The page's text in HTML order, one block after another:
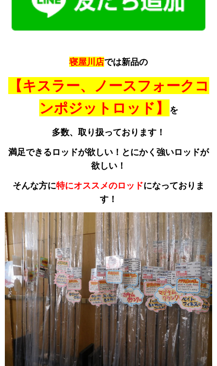
寝屋川店では新品の
【キスラー、ノースフォークコ
ンポジットロッド】
を
多数、取り扱っております！
満足できるロッドが欲しい！とにかく強いロッドが
欲しい！
そんな方に特にオススメのロッドになっておりま
す！